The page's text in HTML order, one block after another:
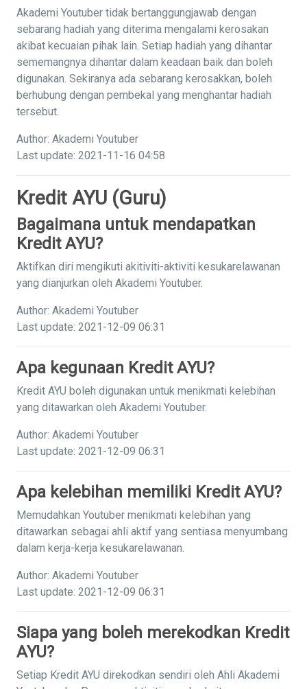
Akademi Youtuber tidak bertanggungjawab dengan
sebarang hadiah yang diterima mengalami kerosakan
akibat kecuaian pihak lain. Setiap hadiah yang dihantar
sememangnya dihantar dalam keadaan baik dan boleh
digunakan. Sekiranya ada sebarang kerosakkan, boleh
berhubung dengan pembekal yang menghantar hadiah
tersebut.
Author: Akademi Youtuber
Last update: 2021-11-16 04:58
Kredit AYU (Guru)
Bagaimana untuk mendapatkan
Kredit AYU?
Aktifkan diri mengikuti akitiviti-aktiviti kesukarelawanan
yang dianjurkan oleh Akademi Youtuber.
Author: Akademi Youtuber
Last update: 2021-12-09 06:31
Apa kegunaan Kredit AYU?
Kredit AYU boleh digunakan untuk menikmati kelebihan
yang ditawarkan oleh Akademi Youtuber.
Author: Akademi Youtuber
Last update: 2021-12-09 06:31
Apa kelebihan memiliki Kredit AYU?
Memudahkan Youtuber menikmati kelebihan yang
ditawarkan sebagai ahli aktif yang sentiasa menyumbang
dalam kerja-kerja kesukarelawanan.
Author: Akademi Youtuber
Last update: 2021-12-09 06:31
Siapa yang boleh merekodkan Kredit
AYU?
Setiap Kredit AYU direkodkan sendiri oleh Ahli Akademi